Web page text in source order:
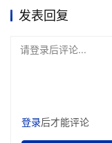
发表回复
请登录后评论...
登录后才能评论